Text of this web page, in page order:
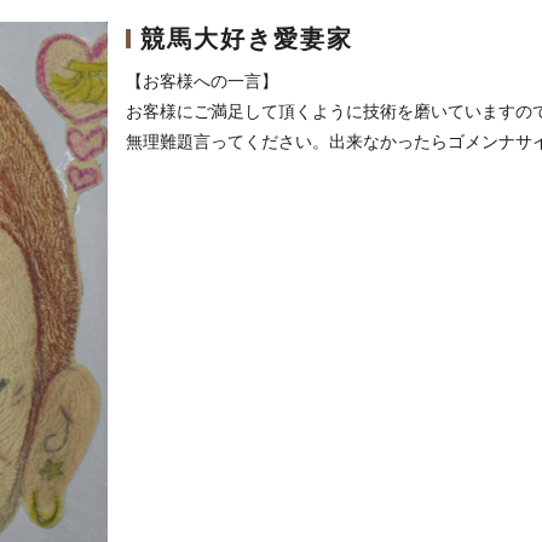
競馬大好き愛妻家
【お客様への一言】
お客様にご満足して頂くように技術を磨いていますの
無理難題言ってください。出来なかったらゴメンナサ